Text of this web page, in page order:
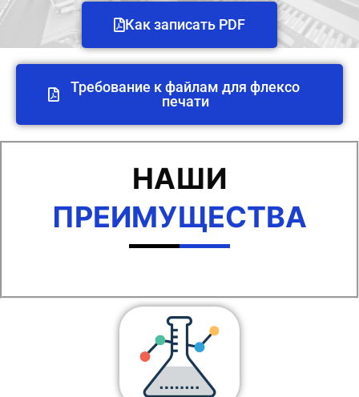
Как записать PDF
Требование к файлам для флексо
печати
НАШИ
ПРЕИМУЩЕСТВА